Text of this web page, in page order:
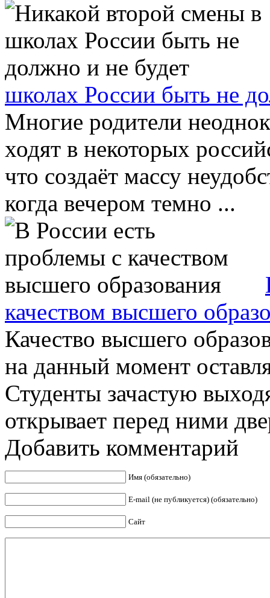
школах России быть не
Многие родители
ходят в некоторых
что создаёт массу
когда вечером темно ...
качеством высшего
Качество высшего
на данный момент
Студенты зачастую
открывает перед ними
Добавить комментарий
Имя (обязательно)
E-mail (не публикуется) (обязательно)
Сайт